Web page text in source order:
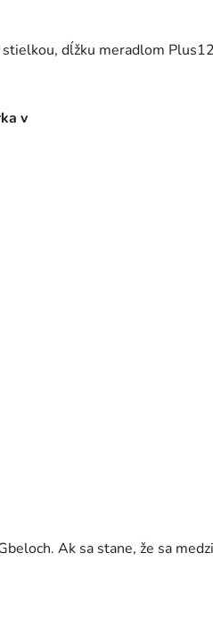
dĺžku meradlom
v
Ak sa stane, že sa